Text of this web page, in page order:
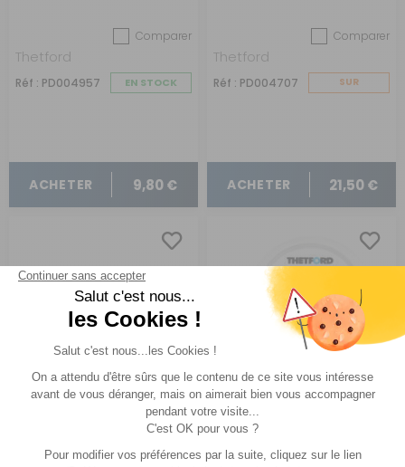
Comparer
Thetford
Réf : PD004957 EN STOCK
ACHETER 9,80 €
Comparer
Thetford
Réf : PD004707
SUR
ACHETER 21,50 €
Faisceau de câbles
Bouton rotatif pour X
version couleur gris